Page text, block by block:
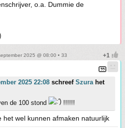
o.a. Dummie de
2025 @ 08:00 • 33
2025 22:08 schreef Szurahet
de 100 stond
!!!!!!
het wel kunnen afmaken natuurlijk